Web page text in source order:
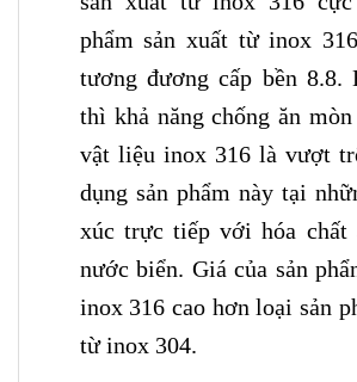
phẩm sản xuất từ inox
tương đương cấp bền 8.8.
thì khả năng chống ăn
vật liệu inox 316 là vượt
dụng sản phẩm này tại
xúc trực tiếp với hóa chất
nước biển. Giá của sản
inox 316 cao hơn loại sản
từ inox 304.